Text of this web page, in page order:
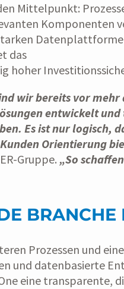
Mittelpunkt:
Komponenten
das
hoher
wir bereits vor
entwickelt
Es ist nur logisch,
Orientierung
Gruppe. „So
BRANCHE
Prozessen und
und datenbasierte
eine transparente,